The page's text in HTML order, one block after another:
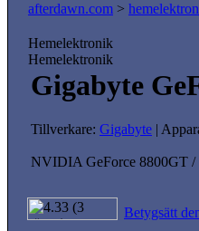
afterdawn.com >
Hemelektronik
Hemelektronik
Gigabyte
Tillverkare: Gigabyte |
NVIDIA GeForce 8800GT /
Betygsätt